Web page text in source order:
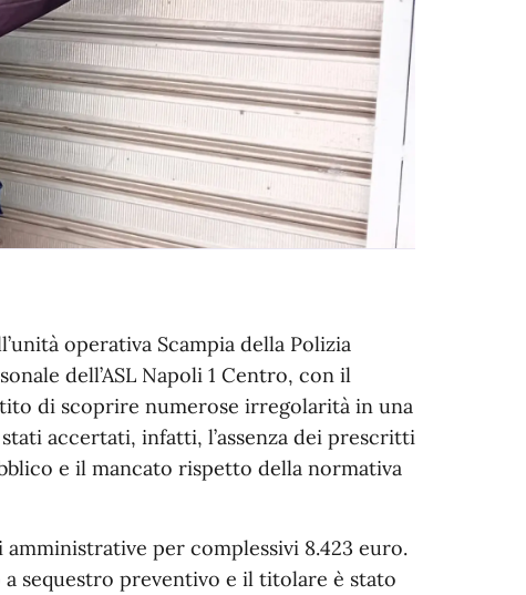
operativa Scampia della Polizia
dell’ASL Napoli 1 Centro, con il
di scoprire numerose irregolarità in una
accertati, infatti, l’assenza dei prescritti
e il mancato rispetto della normativa
per complessivi 8.423 euro.
sequestro preventivo e il titolare è stato